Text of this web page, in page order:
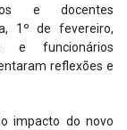
e docentes
1º de fevereiro,
e funcionários
reflexões e
impacto do novo